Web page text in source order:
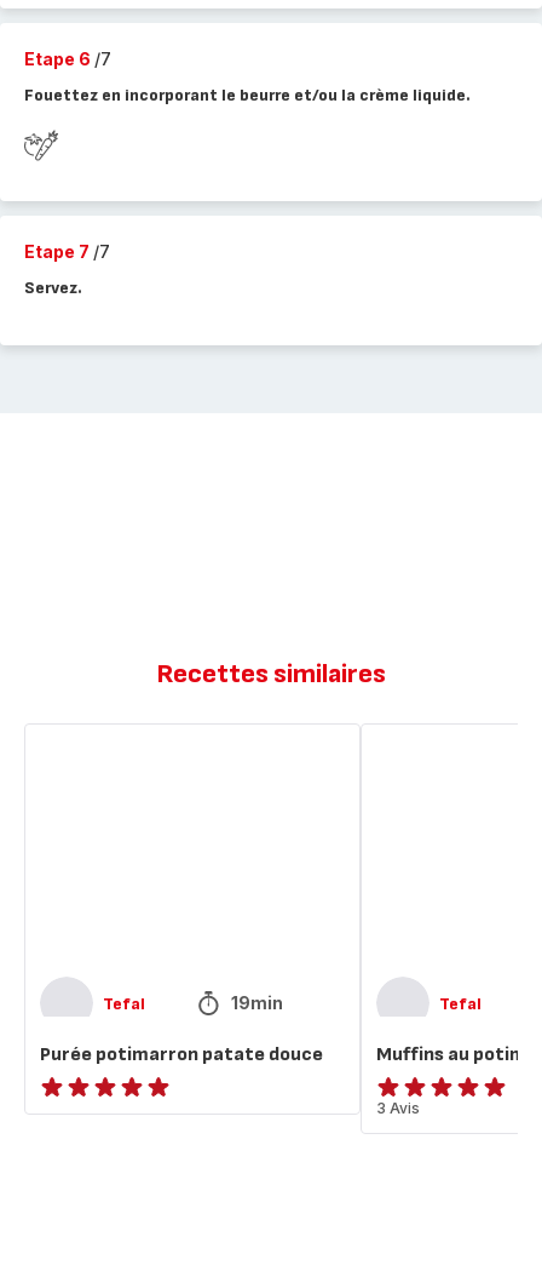
Etape 6 /7
Fouettez en incorporant le beurre et/ou la crème liquide.
Etape 7 /7
Servez.
Recettes similaires
Tefal 19min
Purée potimarron patate douce
ratings.NaN
Tefal
Muffins au
Avis
5
3 Avis